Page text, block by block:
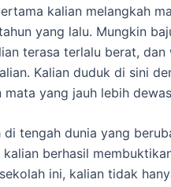
kalian melangkah
yang lalu. Mungkin
terasa terlalu berat, dan
Kalian duduk di sini
yang jauh lebih
di tengah dunia yang
berhasil
ini, kalian tidak